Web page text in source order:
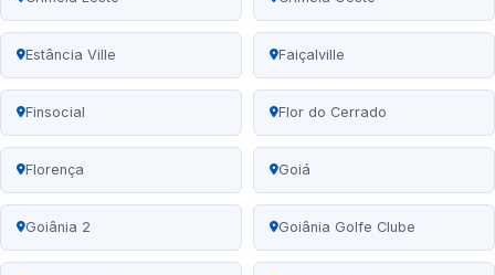
Estância Ville Faiçalville
Finsocial Flor do Cerrado
Florença Goiá
Goiânia 2 Goiânia Golfe Clube